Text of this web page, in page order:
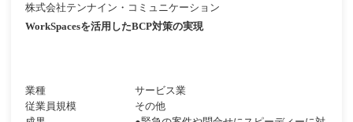
株式会社テンナイン・コミュニケーション
WorkSpacesを活用したBCP対策の実現
業種
サービス業
従業員規模
その他